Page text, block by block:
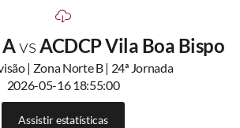
AvsACDCP Vila Boa Bispo
| Zona Norte B | 24ª Jornada
2026-05-16 18:55:00
Assistir estatísticas